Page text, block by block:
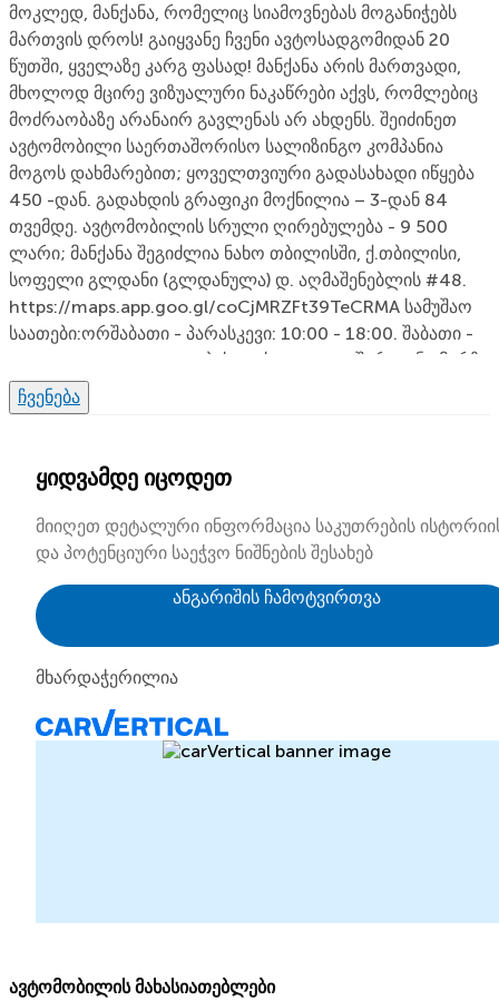
მოკლედ, მანქანა, რომელიც სიამოვნებას მოგანიჭებს
მართვის დროს! გაიყვანე ჩვენი ავტოსადგომიდან 20
წუთში, ყველაზე კარგ ფასად! მანქანა არის მართვადი,
მხოლოდ მცირე ვიზუალური ნაკაწრები აქვს, რომლებიც
მოძრაობაზე არანაირ გავლენას არ ახდენს. შეიძინეთ
ავტომობილი საერთაშორისო სალიზინგო კომპანია
მოგოს დახმარებით; ყოველთვიური გადასახადი იწყება
450 -დან. გადახდის გრაფიკი მოქნილია – 3-დან 84
თვემდე. ავტომობილის სრული ღირებულება - 9 500
ლარი; მანქანა შეგიძლია ნახო თბილისში, ქ.თბილისი,
სოფელი გლდანი (გლდანულა) დ. აღმაშენებლის #48.
https://maps.app.goo.gl/coCjMRZFt39TeCRMA სამუშაო
საათები:ორშაბათი - პარასკევი: 10:00 - 18:00. შაბათი -
10:00 - 15 :00. დეტალებისთვის დაგვიკავშირდი ნომერზე
591 911 143 ან 591 088 162ხოლო მისამართის
სანახავად გადადი Google Maps ბმულზე (ლინკი)
ჩვენება
ყიდვამდე იცოდეთ
მიიღეთ დეტალური ინფორმაცია საკუთრების
და პოტენციური საეჭვო ნიშნების შესახებ
ანგარიშის ჩამოტვირთვა
მხარდაჭერილია
ავტომობილის მახასიათებლები